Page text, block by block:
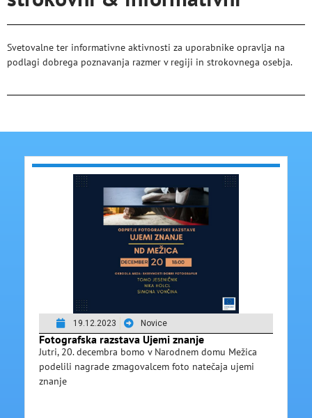
Svetovalne ter informativne aktivnosti za uporabnike opravlja na
podlagi dobrega poznavanja razmer v regiji in strokovnega osebja.
19.12.2023 Novice
Fotografska razstava Ujemi znanje
Jutri, 20. decembra bomo v Narodnem domu Mežica
podelili nagrade zmagovalcem foto natečaja ujemi
znanje